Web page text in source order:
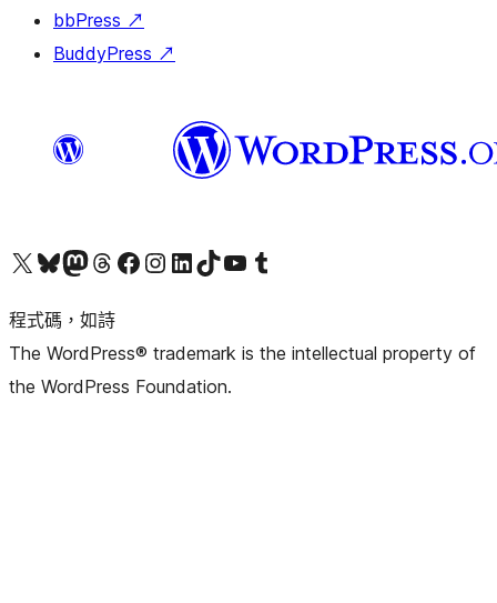
bbPress ↗
BuddyPress ↗
查看我們的 X (之前的 Twitter) 帳號造訪我們的 Bluesky 帳號造訪我們的 Mastodon 帳號造訪我們的 Threads 帳號 造訪我們的 Facebook 粉絲專頁Visit our Instagram account
Visit our LinkedIn account
造訪我們的 TikTok 帳號Visit our YouTube channel
造訪我們的 Tumblr 帳號
程式碼，如詩
The WordPress® trademark is the intellectual property of
the WordPress Foundation.